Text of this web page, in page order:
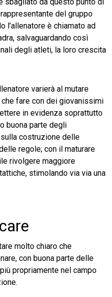
sbagliato da questo punto di
del gruppo
l’allenatore è chiamato ad
salvaguardando così
degli atleti, la loro crescita
varierà al mutare
che fare con dei giovanissimi
in evidenza soprattutto
buona parte degli
costruzione delle
regole; con il maturare
rivolgere maggiore
stimolando via via una
molto chiaro che
con buona parte delle
propriamente nel campo